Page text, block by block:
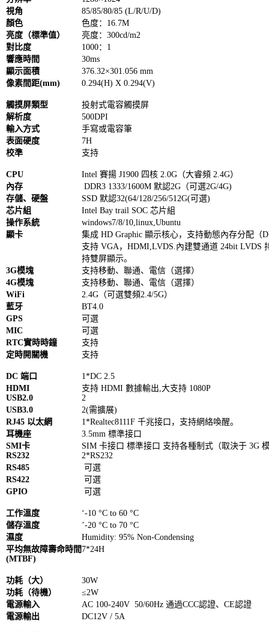
視角
85/85/80/85 (L/R/U/D)
顏色
色度：16.7M
亮度（標準值）
亮度：300cd/m2
對比度
1000：1
響應時間
30ms
顯示面積
376.32×301.056 mm
像素間距(mm)
0.294(H) X 0.294(V)
觸摸屏類型
投射式電容觸摸屏
解析度
500DPI
輸入方式
手寫或電容筆
表面硬度
7H
校準
支持
CPU
Intel 賽揚 J1900 四核 2.0G（大睿頻 2.4G）
內存
DDR3 1333/1600M 默認2G（可選2G/4G)
存儲、硬盤
SSD 默認32(64/128/256/512G(可選)
芯片組
Intel Bay trail SOC 芯片組
操作系統
windows7/8/10,linux,Ubuntu
顯卡
集成 HD Graphic 顯示核心，支持動態內存分配（
支持 VGA，HDMI,LVDS.內建雙通道 24bit LVDS
持雙屏顯示。
3G模塊
支持移動、聯通、電信（選擇）
4G模塊
支持移動、聯通、電信（選擇）
WiFi
2.4G（可選雙頻2.4/5G）
藍牙
BT4.0
GPS
可選
MIC
可選
RTC實時時鐘
支持
定時開關機
支持
DC 端口
1*DC 2.5
HDMI
支持 HDMI 數據輸出,大支持 1080P
USB2.0
2
USB3.0
2(需擴展)
RJ45 以太網
1*Realtec8111F 千兆接口，支持網絡喚醒。
耳機座
3.5mm 標準接口
SMI卡
SIM 卡接口 標準接口 支持各種制式（取決于 3G
RS232
2*RS232
RS485
可選
RS422
可選
GPIO
可選
工作溫度
‘-10 °C to 60 °C
儲存溫度
’-20 °C to 70 °C
濕度
Humidity: 95% Non-Condensing
平均無故障壽命時間
(MTBF)
7*24H
功耗（大）
30W
功耗（待機）
≤2W
電源輸入
AC 100-240V 50/60Hz 通過CCC認證、CE認證
電源輸出
DC12V / 5A